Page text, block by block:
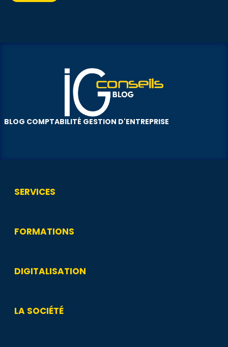
BLOG COMPTABILITÉ GESTION D'ENTREPRISE
SERVICES
FORMATIONS
DIGITALISATION
LA SOCIÉTÉ